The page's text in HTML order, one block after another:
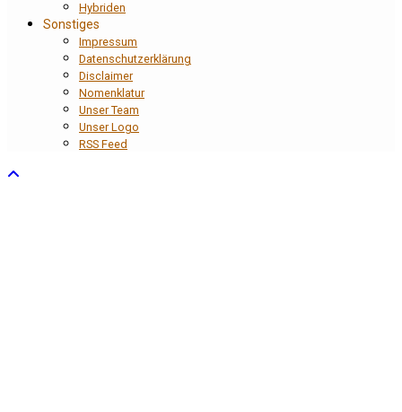
Hybriden
Sonstiges
Impressum
Datenschutzerklärung
Disclaimer
Nomenklatur
Unser Team
Unser Logo
RSS Feed